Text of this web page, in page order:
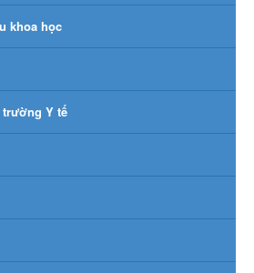
khoa học
Y tế